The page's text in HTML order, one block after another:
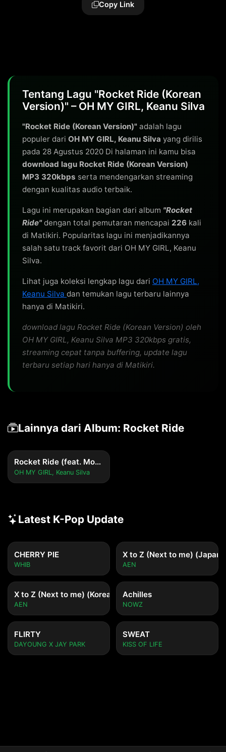
Copy Link
Tentang Lagu "Rocket Ride (Korean
Version)" – OH MY GIRL, Keanu Silva
"Rocket Ride (Korean Version)" adalah lagu
populer dari OH MY GIRL, Keanu Silva yang dirilis
pada 28 Agustus 2020 Di halaman ini kamu bisa
download lagu Rocket Ride (Korean Version)
MP3 320kbps serta mendengarkan streaming
dengan kualitas audio terbaik.
Lagu ini merupakan bagian dari album "Rocket
Ride"dengan total pemutaran mencapai 226 kali
di Matikiri. Popularitas lagu ini menjadikannya
salah satu track favorit dari OH MY GIRL, Keanu
Silva.
Lihat juga koleksi lengkap lagu dari OH MY GIRL,
Keanu Silva dan temukan lagu terbaru lainnya
hanya di Matikiri.
download lagu Rocket Ride (Korean Version) oleh
OH MY GIRL, Keanu Silva MP3 320kbps gratis,
streaming cepat tanpa buffering, update lagu
terbaru setiap hari hanya di Matikiri.
Lainnya dari Album: Rocket Ride
Rocket Ride (feat. Mougleta)
OH MY GIRL, Keanu Silva
Latest K-Pop Update
CHERRY PIE
WHIB
X to Z (Next to me)
AEN
X to Z (Next to me) (Korean ver.)
AEN
Achilles
NOWZ
FLIRTY
DAYOUNG X JAY PARK
SWEAT
KISS OF LIFE